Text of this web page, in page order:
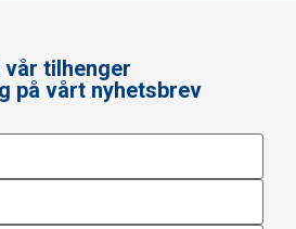
vår tilhenger
på vårt nyhetsbrev